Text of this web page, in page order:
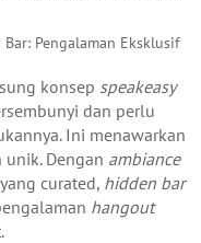
Pengalaman Eksklusif
konsep speakeasy
dan perlu
Ini menawarkan
Dengan ambiance
curated, hidden bar
hangout